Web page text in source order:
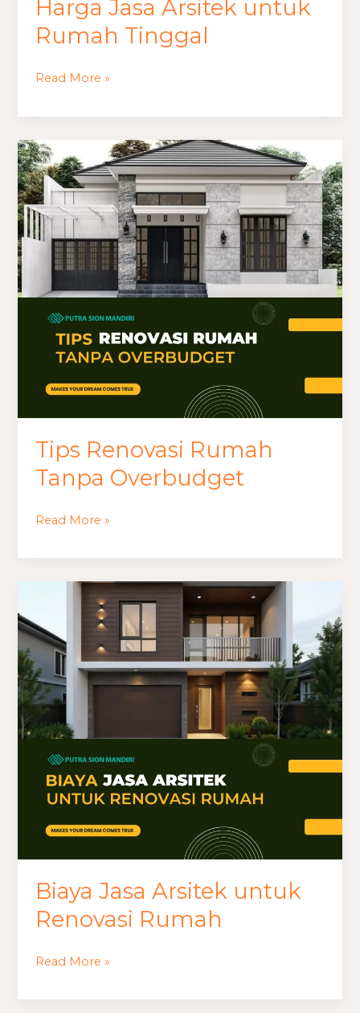
Harga Jasa Arsitek untuk
Rumah Tinggal
Read More »
Tips Renovasi Rumah
Tanpa Overbudget
Tips
Renovasi
Rumah
Tanpa
Overbudget
Read More »
Biaya Jasa Arsitek untuk
Renovasi Rumah
Arsitek
untuk
Renovasi
Rumah
Read More »